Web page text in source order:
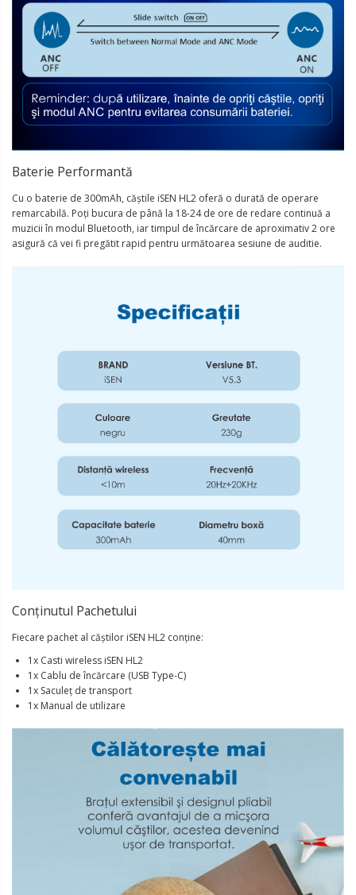
Baterie Performantă
Cu o baterie de 300mAh, căștile iSEN HL2 oferă o durată de operare
remarcabilă. Poți bucura de până la 18-24 de ore de redare continuă a
muzicii în modul Bluetooth, iar timpul de încărcare de aproximativ 2 ore
asigură că vei fi pregătit rapid pentru următoarea sesiune de auditie.
Conținutul Pachetului
Fiecare pachet al căștilor iSEN HL2 conține:
1x Casti wireless iSEN HL2
1x Cablu de încărcare (USB Type-C)
1x Saculeț de transport
1x Manual de utilizare